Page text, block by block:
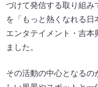
づけて発信する取り組み
を「もっと熱くなれる
エンタテイメント・吉
ました。
その活動の中心となるの